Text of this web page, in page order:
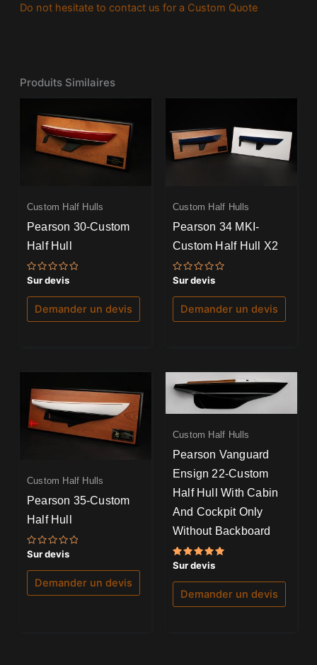
Do not hesitate to contact us for a Custom Quote
Produits Similaires
Custom Half Hulls
Pearson 30-Custom
Half Hull
Note
0
sur
Sur devis
Demander un devis
Custom Half Hulls
Pearson 34 MKI-
Custom Half Hull X2
Note
0
sur
Sur devis
Demander un devis
Custom Half Hulls
Pearson 35-Custom
Half Hull
Note
0
sur
Sur devis
Demander un devis
Custom Half Hulls
Pearson Vanguard
Ensign 22-Custom
Half Hull With Cabin
And Cockpit Only
Without Backboard
Note
5.00
sur 5
Sur devis
Demander un devis